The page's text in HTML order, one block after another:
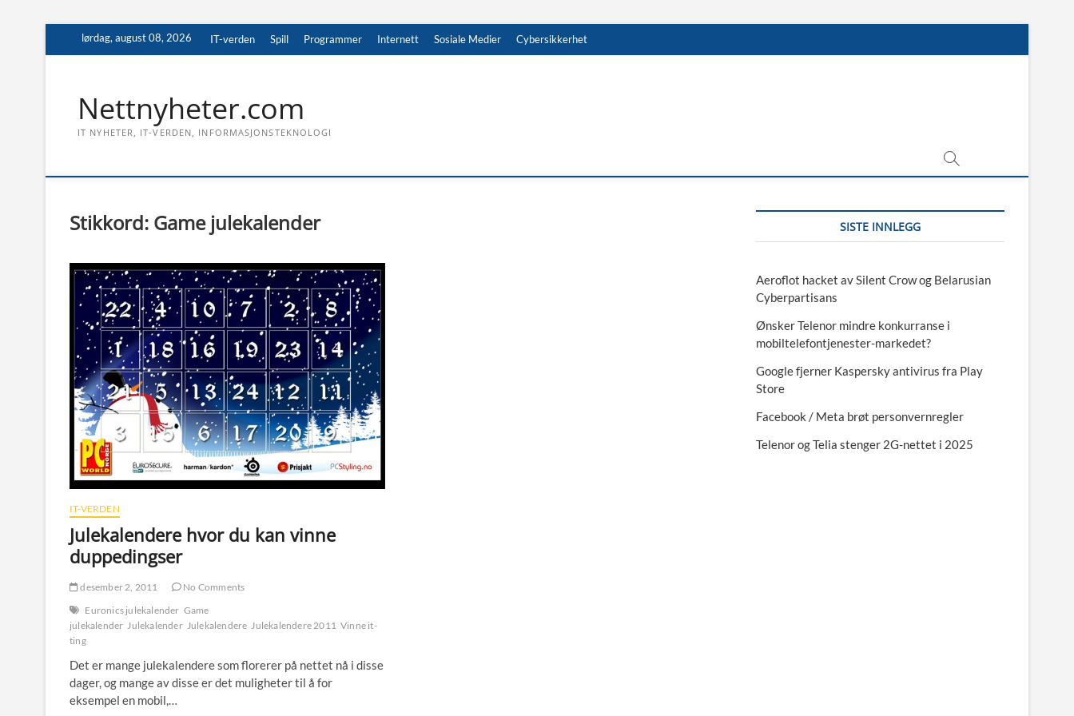
lørdag, august 08, 2026 IT-verden Spill Programmer Internett Sosiale Medier Cybersikkerhet
Nettnyheter.com
IT NYHETER, IT-VERDEN, INFORMASJONSTEKNOLOGI
Stikkord: Game julekalender
IT-VERDEN
Julekalendere hvor du kan vinne
duppedingser
desember 2, 2011
No Comments
Euronics julekalender Game
julekalender Julekalender Julekalendere Julekalendere 2011 Vinne it-
ting
Det er mange julekalendere som florerer på nettet nå i disse
dager, og mange av disse er det muligheter til å for
eksempel en mobil,…
SISTE INNLEGG
Aeroflot hacket av Silent Crow og Belarusian
Cyberpartisans
Ønsker Telenor mindre konkurranse i
mobiltelefontjenester-markedet?
Google fjerner Kaspersky antivirus fra Play
Store
Facebook / Meta brøt personvernregler
Telenor og Telia stenger 2G-nettet i 2025